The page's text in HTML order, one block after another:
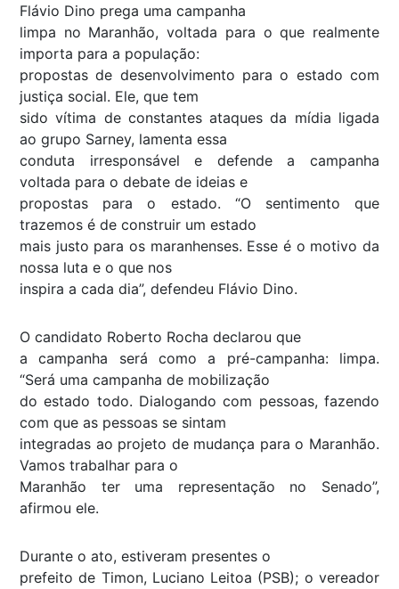
Flávio Dino prega uma campanha
limpa no Maranhão, voltada para o que realmente
importa para a população:
propostas de desenvolvimento para o estado com
justiça social. Ele, que tem
sido vítima de constantes ataques da mídia ligada
ao grupo Sarney, lamenta essa
conduta irresponsável e defende a campanha
voltada para o debate de ideias e
propostas para o estado. “O sentimento que
trazemos é de construir um estado
mais justo para os maranhenses. Esse é o motivo da
nossa luta e o que nos
inspira a cada dia”, defendeu Flávio Dino.
O candidato Roberto Rocha declarou que
a campanha será como a pré-campanha: limpa.
“Será uma campanha de mobilização
do estado todo. Dialogando com pessoas, fazendo
com que as pessoas se sintam
integradas ao projeto de mudança para o Maranhão.
Vamos trabalhar para o
Maranhão ter uma representação no Senado”,
afirmou ele.
Durante o ato, estiveram presentes o
prefeito de Timon, Luciano Leitoa (PSB); o vereador